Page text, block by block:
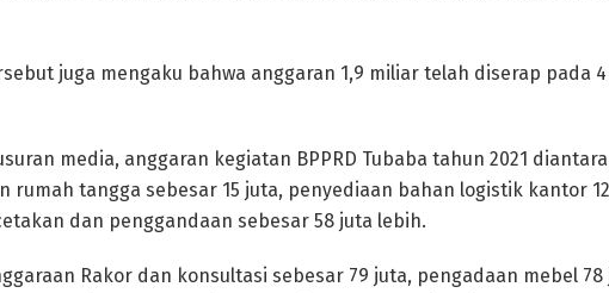
juga mengaku bahwa anggaran 1,9 miliar telah diserap pada
media, anggaran kegiatan BPPRD Tubaba tahun 2021
rumah tangga sebesar 15 juta, penyediaan bahan logistik kantor
dan penggandaan sebesar 58 juta lebih.
Rakor dan konsultasi sebesar 79 juta, pengadaan mebel 78